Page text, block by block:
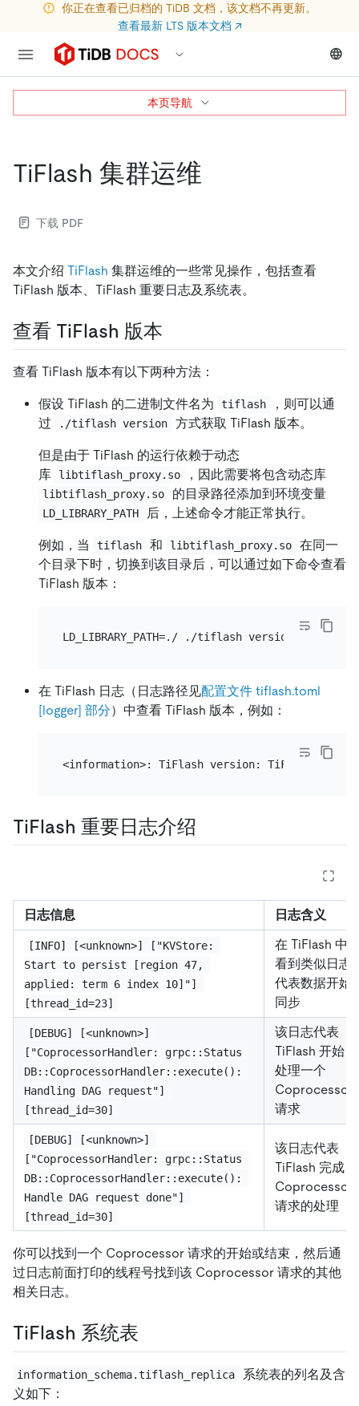
你正在查看已归档的 TiDB 文档，该文档不再更新。
查看最新 LTS 版本文档 ↗
TiFlash 集群运维
下载 PDF
本文介绍 TiFlash 集群运维的一些常见操作，包括查看
TiFlash 版本、TiFlash 重要日志及系统表。
查看 TiFlash 版本
查看 TiFlash 版本有以下两种方法：
假设 TiFlash 的二进制文件名为 tiflash
，则可以通
过
./tiflash version 方式获取 TiFlash 版本。
但是由于 TiFlash 的运行依赖于动态
库
libtiflash_proxy.so ，因此需要将包含动态库
libtiflash_proxy.so 的目录路径添加到环境变量
LD_LIBRARY_PATH 后，上述命令才能正常执行。
例如，当 tiflash 和 libtiflash_proxy.so
在同一
个目录下时，切换到该目录后，可以通过如下命令查看
TiFlash 版本：
在 TiFlash 日志（日志路径见配置文件 tiflash.toml
[logger] 部分）中查看 TiFlash 版本，例如：
TiFlash 重要日志介绍
日志信息 日志含义
[INFO] [<unknown>] ["KVStore:
Start to persist [region 47,
applied: term 6 index 10]"]
[thread_id=23]
在 TiFlash 中
看到类似日志
代表数据开始
同步
[DEBUG] [<unknown>]
["CoprocessorHandler: grpc::Status
DB::CoprocessorHandler::execute():
Handling DAG request"]
[thread_id=30]
该日志代表
TiFlash 开始
处理一个
Coprocessor
请求
[DEBUG] [<unknown>]
["CoprocessorHandler: grpc::Status
DB::CoprocessorHandler::execute():
Handle DAG request done"]
[thread_id=30]
该日志代表
TiFlash 完成
Coprocessor
请求的处理
你可以找到一个 Coprocessor 请求的开始或结束，然后通
过日志前面打印的线程号找到该 Coprocessor 请求的其他
相关日志。
TiFlash 系统表
information_schema.tiflash_replica
系统表的列名及含
义如下：
本页导航